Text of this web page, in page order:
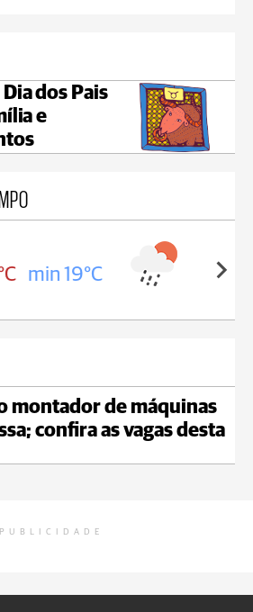
dos Pais
e
max 20°C min 19°C
montador de máquinas
confira as vagas desta
PUBLICIDADE